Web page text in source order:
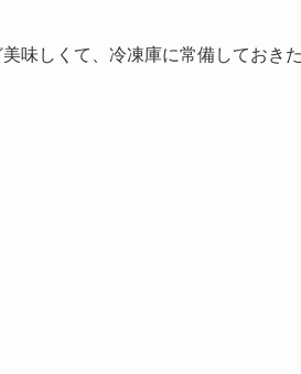
味しくて、冷凍庫に常備しておき